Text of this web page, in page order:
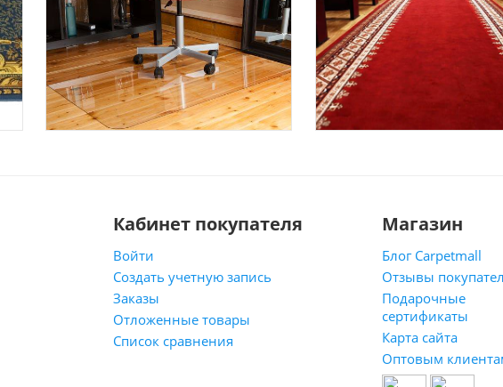
Кабинет покупателя
Войти
Создать учетную запись
Заказы
Отложенные товары
Список сравнения
Магазин
Блог Carpetmall
Отзывы
Подарочные
сертификаты
Карта сайта
Оптовым